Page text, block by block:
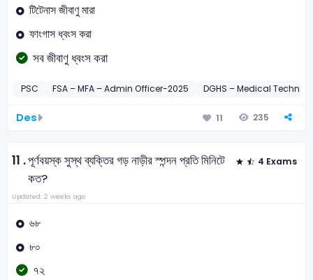
টিটেনাস জীবাণু মারা
ফাংগাস ধ্বংস করা
সব জীবাণু ধ্বংস করা
PSC FSA – MFA – Admin Officer-2025 DGHS – Medical
Des 11 235
11 .পূর্ণবয়স্ক সুস্থ ব্যক্তির গড় নাড়ীর স্পন্দন প্রতি মিনিটে
কত?
4 Exams
Updated: 2 weeks ago
৬৮
৮০
৭২